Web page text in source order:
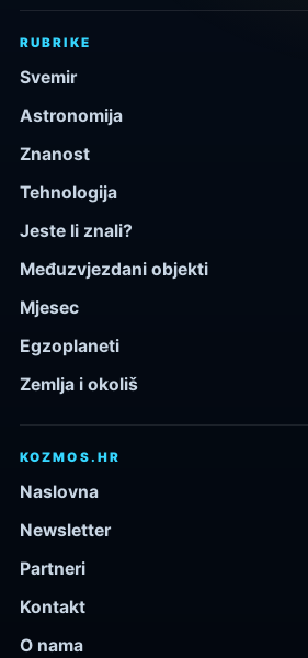
RUBRIKE
Svemir
Astronomija
Znanost
Tehnologija
Jeste li znali?
Međuzvjezdani objekti
Mjesec
Egzoplaneti
Zemlja i okoliš
KOZMOS.HR
Naslovna
Newsletter
Partneri
Kontakt
O nama